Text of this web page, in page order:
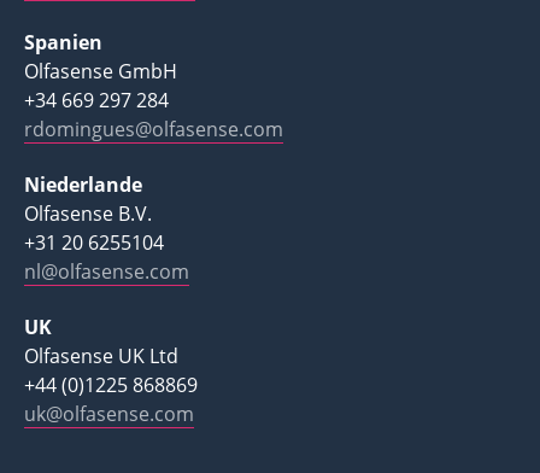
Spanien
Olfasense GmbH
+34 669 297 284
rdomingues@olfasense.com
Niederlande
Olfasense B.V.
+31 20 6255104
nl@olfasense.com
UK
Olfasense UK Ltd
+44 (0)1225 868869
uk@olfasense.com